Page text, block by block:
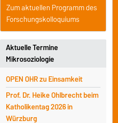
Zum aktuellen Programm des
Forschungskolloquiums
Aktuelle Termine
Mikrosoziologie
OPEN OHR zu Einsamkeit
Prof. Dr. Heike Ohlbrecht beim
Katholikentag 2026 in
Würzburg